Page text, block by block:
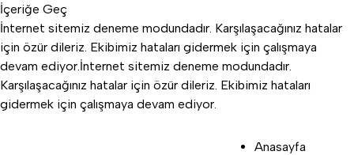
İçeriğe Geç
İnternet sitemiz deneme modundadır. Karşılaşacağınız hatalar
için özür dileriz. Ekibimiz hataları gidermek için çalışmaya
devam ediyor.İnternet sitemiz deneme modundadır.
Karşılaşacağınız hatalar için özür dileriz. Ekibimiz hataları
gidermek için çalışmaya devam ediyor.
Anasayfa